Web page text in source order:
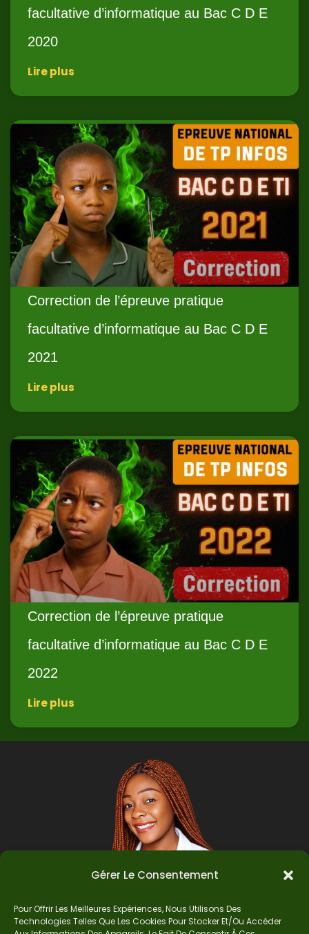
Gérer Le Consentement
Pour Offrir Les Meilleures Expériences, Nous Utilisons Des
Technologies Telles Que Les Cookies Pour Stocker Et/ou Accéder
facultative d’informatique au Bac C D E
2020
Lire plus
Correction de l’épreuve pratique
facultative d’informatique au Bac C D E
2021
Lire plus
Correction de l’épreuve pratique
facultative d’informatique au Bac C D E
2022
Lire plus